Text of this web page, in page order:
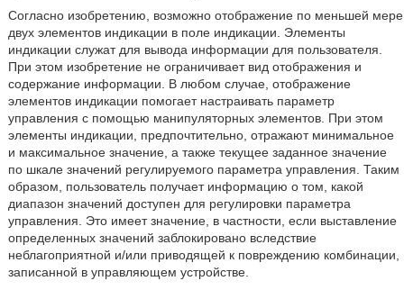
Согласно изобретению, возможно отображение по меньшей мере
двух элементов индикации в поле индикации. Элементы
индикации служат для вывода информации для пользователя.
При этом изобретение не ограничивает вид отображения и
содержание информации. В любом случае, отображение
элементов индикации помогает настраивать параметр
управления с помощью манипуляторных элементов. При этом
элементы индикации, предпочтительно, отражают минимальное
и максимальное значение, а также текущее заданное значение
по шкале значений регулируемого параметра управления. Таким
образом, пользователь получает информацию о том, какой
диапазон значений доступен для регулировки параметра
управления. Это имеет значение, в частности, если выставление
определенных значений заблокировано вследствие
неблагоприятной и/или приводящей к повреждению комбинации,
записанной в управляющем устройстве.